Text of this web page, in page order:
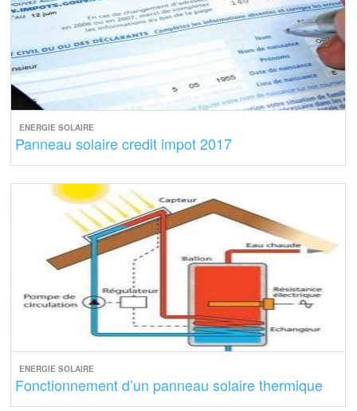
ENERGIE SOLAIRE
Panneau solaire credit impot 2017
ENERGIE SOLAIRE
Fonctionnement d’un panneau solaire thermique